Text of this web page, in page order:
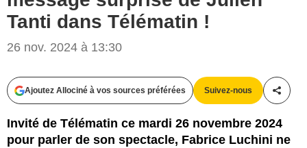
Tanti dans Télématin !
26 nov. 2024 à 13:30
Ajoutez Allociné à vos sources préférées Suivez-nous
Invité de Télématin ce mardi 26 novembre 2024
pour parler de son spectacle, Fabrice Luchini ne